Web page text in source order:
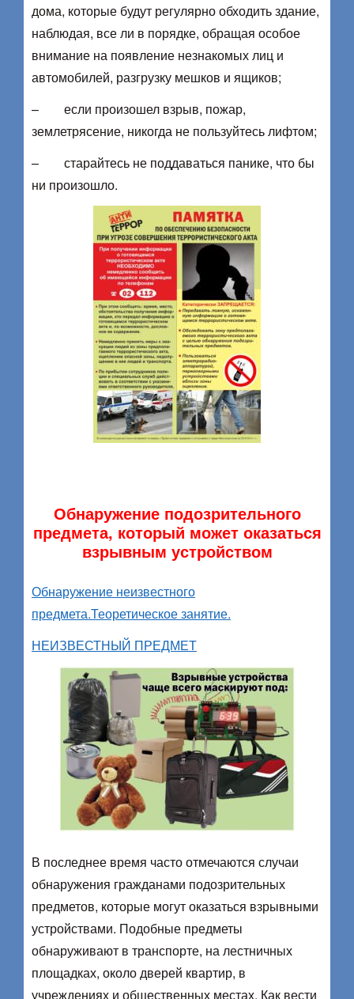
дома, которые будут регулярно обходить здание,
наблюдая, все ли в порядке, обращая особое
внимание на появление незнакомых лиц и
автомобилей, разгрузку мешков и ящиков;
– если произошел взрыв, пожар,
землетрясение, никогда не пользуйтесь лифтом;
– старайтесь не поддаваться панике, что бы
ни произошло.
Обнаружение подозрительного
предмета, который может оказаться
взрывным устройством
Обнаружение неизвестного
предмета.Теоретическое занятие.
НЕИЗВЕСТНЫЙ ПРЕДМЕТ
В последнее время часто отмечаются случаи
обнаружения гражданами подозрительных
предметов, которые могут оказаться взрывными
устройствами. Подобные предметы
обнаруживают в транспорте, на лестничных
площадках, около дверей квартир, в
учреждениях и общественных местах. Как вести